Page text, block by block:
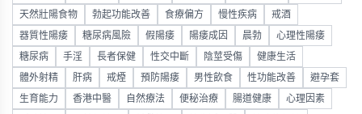
天然壯陽食物 勃起功能改善 食療偏方 慢性疾病 戒酒
器質性陽痿 糖尿病風險 假陽痿 陽痿成因 晨勃 心理性陽痿
糖尿病 手淫 長者保健 性交中斷 陰莖受傷 健康生活
體外射精 肝病 戒煙 預防陽痿 男性飲食 性功能改善 避孕套
生育能力 香港中醫 自然療法 便秘治療 腸道健康 心理因素